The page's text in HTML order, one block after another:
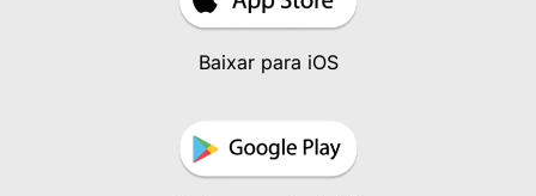
Baixar para iOS